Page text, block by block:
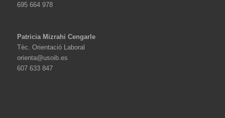
695 664 978
Patricia Mizrahi Cengarle
Tèc. Orientació Laboral
orienta@usoib.es
607 633 847